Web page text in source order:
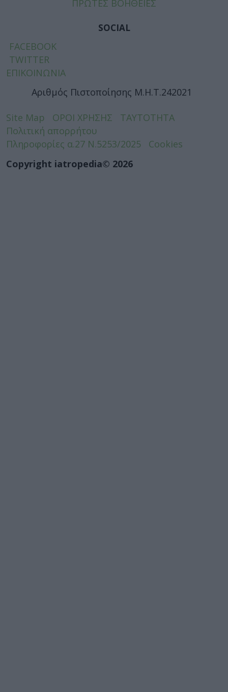
ΠΡΩΤΕΣ ΒΟΗΘΕΙΕΣ
SOCIAL
FACEBOOK
TWITTER
ΕΠΙΚΟΙΝΩΝΙΑ
Αριθμός Πιστοποίησης Μ.Η.Τ.242021
Site Map ΟΡΟΙ ΧΡΗΣΗΣ
ΤΑΥΤΟΤΗΤΑ
Πολιτική απορρήτου
Πληροφορίες α.27 Ν.5253/2025
Cookies
Copyright iatropedia© 2026